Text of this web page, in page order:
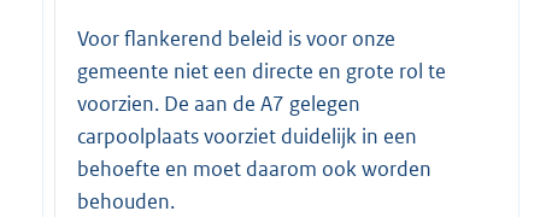
Voor flankerend beleid is voor onze
gemeente niet een directe en grote rol te
voorzien. De aan de A7 gelegen
carpoolplaats voorziet duidelijk in een
behoefte en moet daarom ook worden
behouden.